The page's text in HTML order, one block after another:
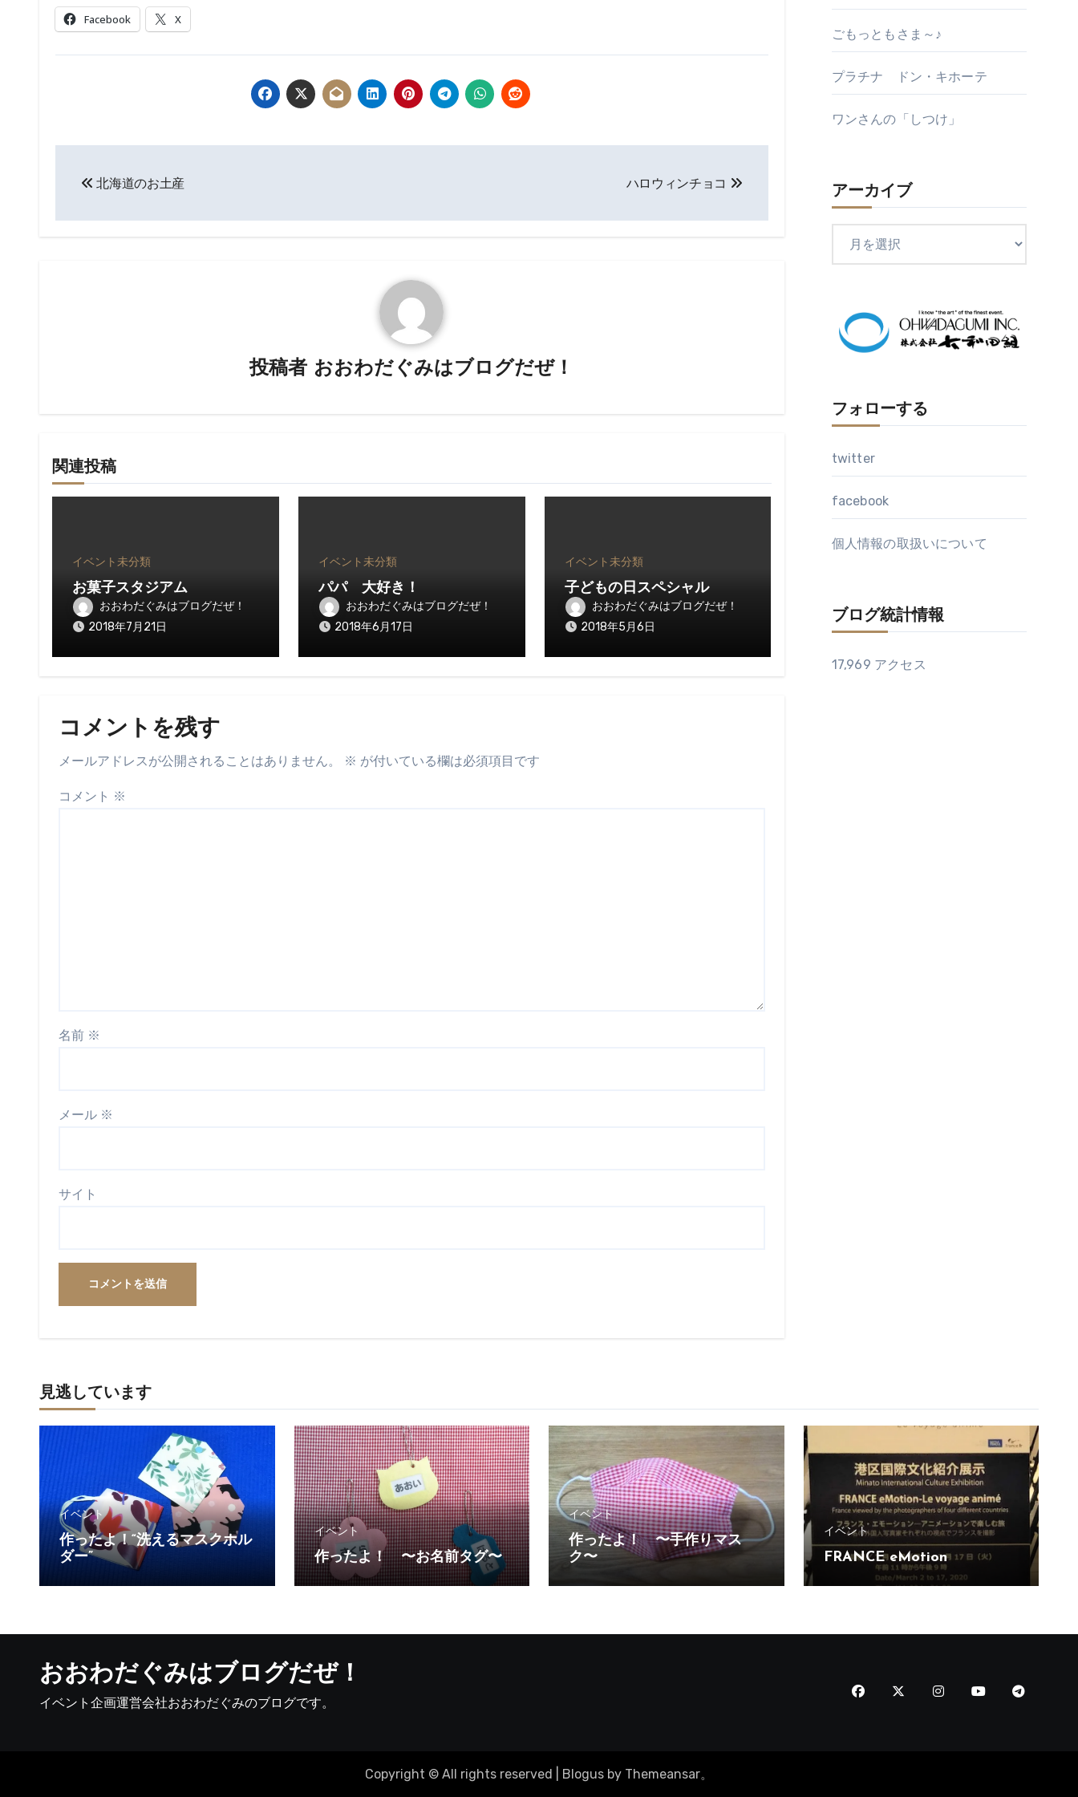
Facebook X
ナ
北海道のお土産 ハロウィンチョコ
投稿者 おおわだぐみはブログだぜ！
関連投稿
イベント未分類
お菓子スタジアム
おおわだぐみはブログだぜ！
2018年7月21日
イベント未分類
パパ 大好き！
おおわだぐみはブログだぜ！
2018年6月17日
イベント未分類
子どもの日スペシャル
おおわだぐみはブログだぜ！
2018年5月6日
コメントを残す
メールアドレスが公開されることはありません。 ※ が付いている欄は必須項目です
コメント ※
名前 ※
メール ※
サイト
ごもっともさま～♪
プラチナ ドン・キホーテ
ワンさんの「しつけ」
アーカイブ
ブ
フォローする
twitter
facebook
個人情報の取扱いについて
ブログ統計情報
17,969 アクセス
見逃しています
イベント
作ったよ！“洗えるマスクホル
ダー”
イベント
作ったよ！ 〜お名前タグ〜
イベント
作ったよ！ 〜手作りマス
ク〜
イベント
FRANCE eMotion
おおわだぐみはブログだぜ！
イベント企画運営会社おおわだぐみのブログです。
Copyright © All rights reserved Blogus by Themeansar。